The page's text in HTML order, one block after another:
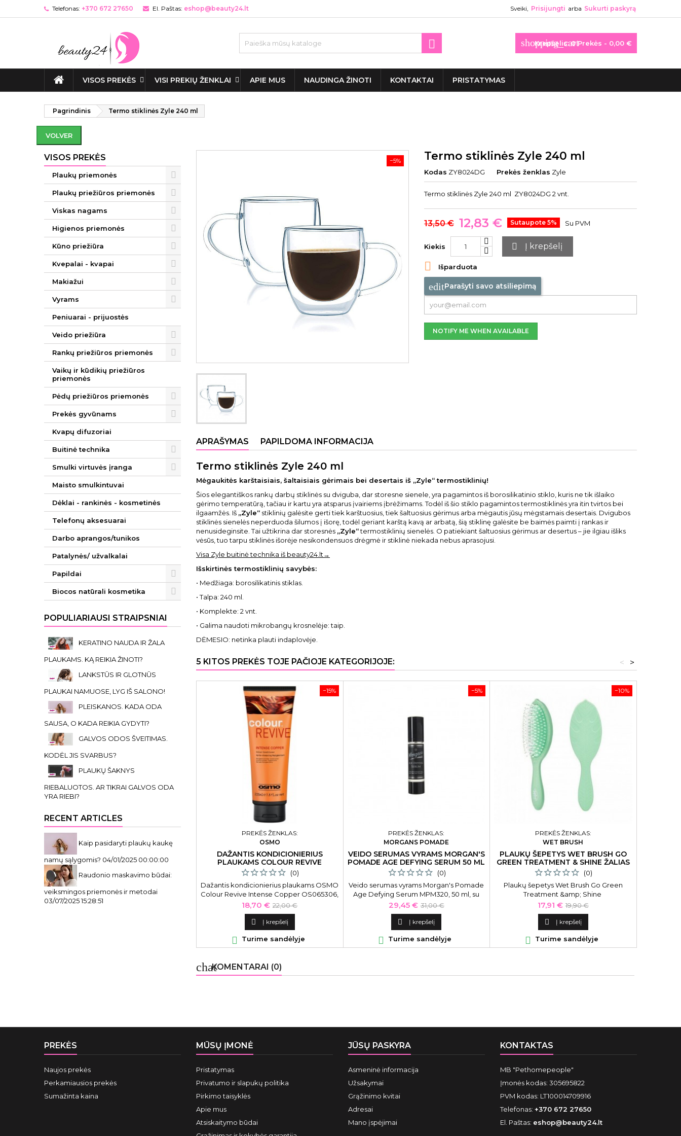
Telefonas: +370 672 27650 El. Paštas: eshop@beauty24.lt Sveiki, Prisijungti arba Sukurti paskyrą
shopping_cart
Krepšelis: 0Prekės - 0,00 €

VISOS PREKĖS VISI PREKIŲ ŽENKLAI APIE MUS NAUDINGA ŽINOTI KONTAKTAI PRISTATYMAS
Pagrindinis Termo stiklinės Zyle 240 ml
VOLVER
VISOS PREKĖS
Plaukų priemonės
Plaukų priežiūros priemonės
Viskas nagams
Higienos priemonės
Kūno priežiūra
Kvepalai - kvapai
Makiažui
Vyrams
Peniuarai - prijuostės
Veido priežiūra
Rankų priežiūros priemonės
Vaikų ir kūdikių priežiūros
priemonės
Pėdų priežiūros priemonės
Prekės gyvūnams
Kvapų difuzoriai
Buitinė technika
Smulki virtuvės įranga
Maisto smulkintuvai
Dėklai - rankinės - kosmetinės
Telefonų aksesuarai
Darbo aprangos/tunikos
Patalynės/ užvalkalai
Papildai
Biocos natūrali kosmetika
POPULIARIAUSI STRAIPSNIAI
KERATINO NAUDA IR ŽALA
PLAUKAMS. KĄ REIKIA ŽINOTI?
LANKSTŪS IR GLOTNŪS
PLAUKAI NAMUOSE, LYG IŠ SALONO!
PLEISKANOS. KADA ODA
SAUSA, O KADA REIKIA GYDYTI?
GALVOS ODOS ŠVEITIMAS.
KODĖL JIS SVARBUS?
PLAUKŲ ŠAKNYS
RIEBALUOTOS. AR TIKRAI GALVOS ODA
YRA RIEBI?
RECENT ARTICLES
Kaip pasidaryti plaukų kaukę
namų sąlygomis? 04/01/2025 00:00:00
Raudonio maskavimo būdai:
veiksmingos priemonės ir metodai
03/07/2025 15:28:51
−5% Termo stiklinės Zyle 240 ml
Kodas ZY8024DG Prekės ženklas Zyle
Termo stiklinės Zyle 240 ml ZY8024DG 2 vnt.
13,50 € 12,83 € Sutaupote 5% Su PVM
Kiekis  Į krepšelį
 Išparduota
editParašyti savo atsiliepimą
NOTIFY ME WHEN AVAILABLE
APRAŠYMAS PAPILDOMA INFORMACIJA
Termo stiklinės Zyle 240 ml
Mėgaukitės karštaisiais, šaltaisiais gėrimais bei desertais iš „Zyle“ termostiklinių!
Šios elegantiškos rankų darbų stiklinės su dviguba, dar storesne sienele, yra pagamintos iš borosilikatinio stiklo, kuris ne tik išlaiko
gėrimo temperatūrą, tačiau ir kartu yra atsparus įvairiems įbrėžimams. Todėl iš šio stiklo pagamintos termostiklinės yra itin tvirtos bei
ilgaamžės. Iš „Zyle“ stiklinių galėsite gerti tiek karštuosius, tiek šaltuosius gėrimus arba mėgautis jūsų mėgstamais desertais. Dvigubos
stiklinės sienelės neperduoda šilumos į išorę, todėl geriant karštą kavą ar arbatą, šią stiklinę galėsite be baimės paimti į rankas ir
nenusideginsite. Tai užtikrina dar storesnės „Zyle“termostiklinių sienelės. O patiekiant šaltuosius gėrimus ar desertus – jie ilgiau išliks
vėsūs, tuo tarpu stiklinės išorėje nesikondensuos drėgmė ir stiklinė niekada nebus aprasojusi.
Visa Zyle buitinė technika iš beauty24.lt→
Išskirtinės termostiklinių savybės:
• Medžiaga: borosilikatinis stiklas.
• Talpa: 240 ml.
• Komplekte: 2 vnt.
• Galima naudoti mikrobangų krosnelėje: taip.
DĖMESIO: netinka plauti indaplovėje.
5 KITOS PREKĖS TOJE PAČIOJE KATEGORIJOJE: >
<
−15%
PREKĖS ŽENKLAS:
OSMO
DAŽANTIS KONDICIONIERIUS
PLAUKAMS COLOUR REVIVE
INTENSE COPPER 225 ML
(0)
Dažantis kondicionierius plaukams OSMO
Colour Revive Intense Copper OS065306,
225 ml
Kaina
18,70 € Bazinė
kaina
22,00 €
 Į krepšelį
 Turime sandėlyje
−5%
PREKĖS ŽENKLAS:
MORGANS POMADE
VEIDO SERUMAS VYRAMS MORGAN'S
POMADE AGE DEFYING SERUM 50 ML
(0)
Veido serumas vyrams Morgan's Pomade
Age Defying Serum MPM320, 50 ml, su
hialiurono rūgštimi
Kaina
29,45 € Bazinė
kaina
31,00 €
 Į krepšelį
 Turime sandėlyje
−10%
PREKĖS ŽENKLAS:
WET BRUSH
PLAUKŲ ŠEPETYS WET BRUSH GO
GREEN TREATMENT & SHINE ŽALIAS
(0)
Plaukų šepetys Wet Brush Go Green
Treatment &amp; Shine
Kaina
17,91 € Bazinė
kaina
19,90 €
 Į krepšelį
 Turime sandėlyje
chatKOMENTARAI (0)
PREKĖS
Naujos prekės
Perkamiausios prekės
Sumažinta kaina
MŪSŲ ĮMONĖ
Pristatymas
Privatumo ir slapukų politika
Pirkimo taisyklės
Apie mus
Atsiskaitymo būdai
JŪSŲ PASKYRA
Asmeninė informacija
Užsakymai
Grąžinimo kvitai
Adresai
Mano įspėjimai
KONTAKTAS
MB "Pethomepeople"
Įmonės kodas: 305695822
PVM kodas: LT100014709916
Telefonas: +370 672 27650
El. Paštas: eshop@beauty24.lt